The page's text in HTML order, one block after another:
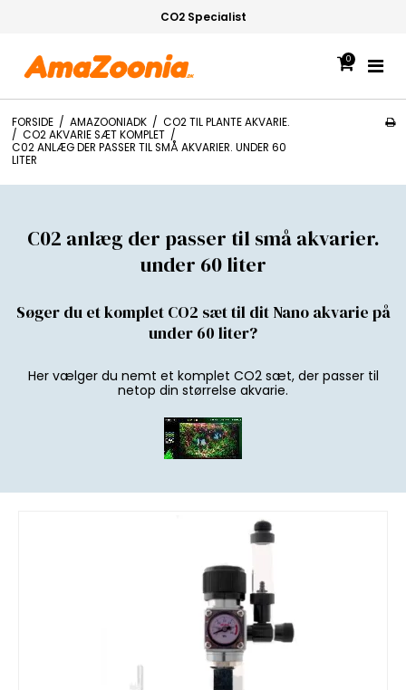
CO2 Specialist
0
FORSIDE / AMAZOONIADK / CO2 TIL PLANTE AKVARIE.
/ CO2 AKVARIE SÆT KOMPLET /
C02 ANLÆG DER PASSER TIL SMÅ AKVARIER. UNDER 60
LITER
C02 anlæg der passer til små akvarier.
under 60 liter
Søger du et komplet CO2 sæt til dit Nano akvarie på
under 60 liter?
Her vælger du nemt et komplet CO2 sæt, der passer til
netop din størrelse akvarie.